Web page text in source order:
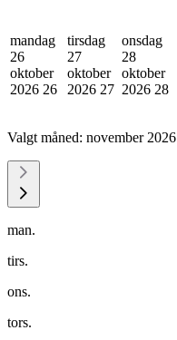
mandag
26
oktober
2026 26
tirsdag
27
oktober
2026 27
onsdag
28
oktober
2026 28
Valgt måned: november 2026
man.
tirs.
ons.
tors.